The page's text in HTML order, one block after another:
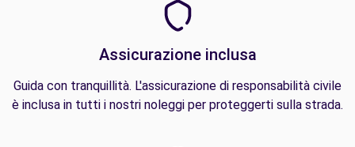
Assicurazione inclusa
Guida con tranquillità. L'assicurazione di responsabilità civile
è inclusa in tutti i nostri noleggi per proteggerti sulla strada.